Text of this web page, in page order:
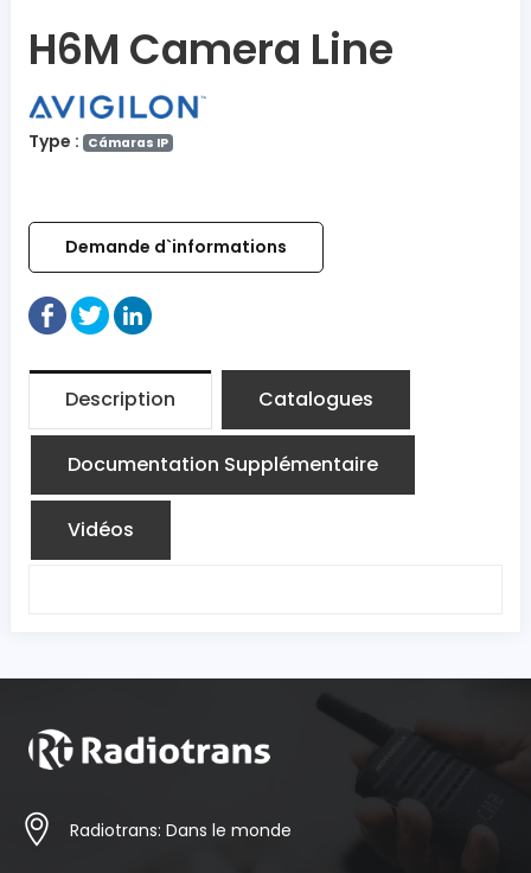
H6M Camera Line
Type : Cámaras IP
Demande d`informations
Description Catalogues
Documentation Supplémentaire
Vidéos
Radiotrans: Dans le monde